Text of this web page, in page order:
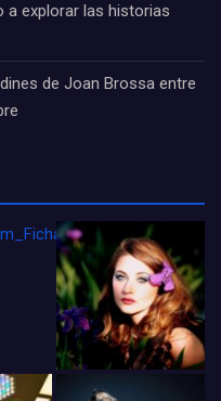
a explorar las historias
de Joan Brossa entre